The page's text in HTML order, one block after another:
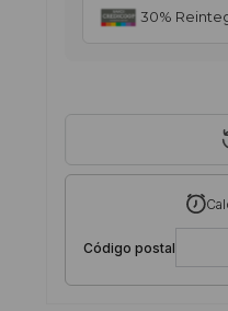
30%
Código postal